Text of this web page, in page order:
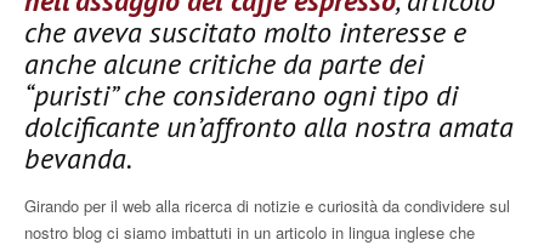
che aveva suscitato molto interesse e
anche alcune critiche da parte dei
“puristi” che considerano ogni tipo di
dolcificante un’affronto alla nostra amata
bevanda.
Girando per il web alla ricerca di notizie e curiosità da condividere sul
nostro blog ci siamo imbattuti in un articolo in lingua inglese che